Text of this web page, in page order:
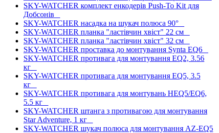
SKY-WATCHER комплект енкодерів Push-To Kit для
Добсонів
SKY-WATCHER насадка на шукач полюса 90°
SKY-WATCHER планка "ластівчин хвіст" 22 см
SKY-WATCHER планка "ластівчин хвіст" 32 см
SKY-WATCHER проставка до монтування Synta EQ6
SKY-WATCHER противага для монтування EQ2, 3.56
кг
SKY-WATCHER противага для монтування EQ5, 3.5
кг
SKY-WATCHER противага для монтувань HEQ5/EQ6,
5.5 кг
SKY-WATCHER штанга з противагою для монтування
Star Adventure, 1 кг
SKY-WATCHER шукач полюса для монтування AZ-EQ5